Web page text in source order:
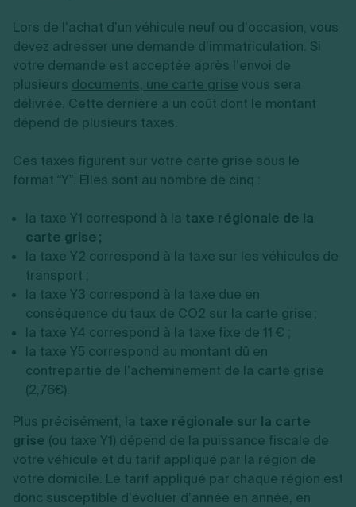
Lors de l’achat d’un véhicule neuf ou d’occasion, vous
devez adresser une demande d’immatriculation. Si
votre demande est acceptée après l’envoi de
plusieurs documents, une carte grise vous sera
délivrée. Cette dernière a un coût dont le montant
dépend de plusieurs taxes.
Ces taxes figurent sur votre carte grise sous le
format “Y”. Elles sont au nombre de cinq :
la taxe Y1 correspond à la taxe régionale de la
carte grise ;
la taxe Y2 correspond à la taxe sur les véhicules de
transport ;
la taxe Y3 correspond à la taxe due en
conséquence du taux de CO2 sur la carte grise;
la taxe Y4 correspond à la taxe fixe de 11 € ;
la taxe Y5 correspond au montant dû en
contrepartie de l’acheminement de la carte grise
(2,76€).
Plus précisément, la taxe régionale sur la carte
grise (ou taxe Y1) dépend de la puissance fiscale de
votre véhicule et du tarif appliqué par la région de
votre domicile. Le tarif appliqué par chaque région est
donc susceptible d’évoluer d’année en année, en